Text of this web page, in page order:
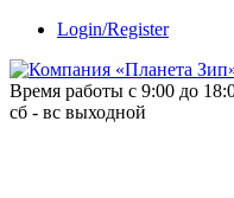
Login/Register
Время работы с 9:00 до
сб - вс выходной